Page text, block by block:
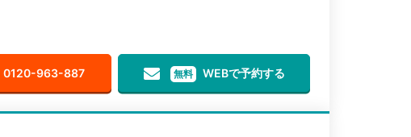
0120-963-887 無料 WEBで予約する